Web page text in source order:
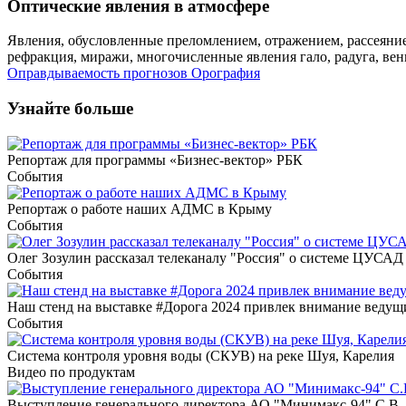
Оптические явления в атмосфере
Явления, обусловленные преломлением, отражением,
рефракция, миражи, многочисленные явления гало, радуга,
Оправдываемость прогнозов Орография
Узнайте больше
Репортаж для программы «Бизнес-вектор» РБК
События
Репортаж о работе наших АДМС в Крыму
События
Олег Зозулин рассказал телеканалу "Россия" о системе ЦУСАД
События
Наш стенд на выставке #Дорога 2024 привлек внимание
События
Система контроля уровня воды (СКУВ) на реке Шуя, Карелия
Видео по продуктам